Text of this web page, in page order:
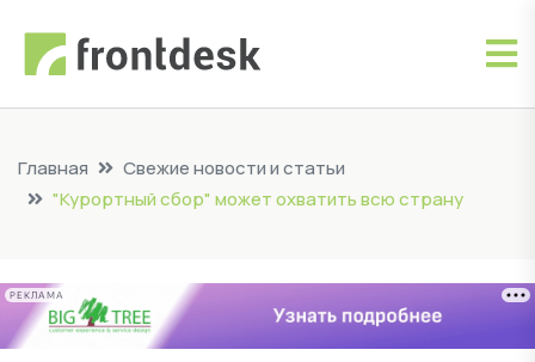
Главная
Свежие новости и статьи
"Курортный сбор" может охватить всю страну
РЕКЛАМА